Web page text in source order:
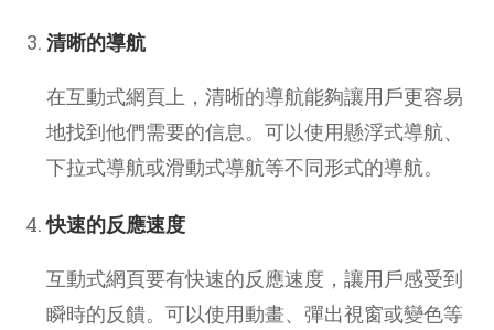
清晰的導航
在互動式網頁上，清晰的導航能夠讓用戶更容易
地找到他們需要的信息。可以使用懸浮式導航、
下拉式導航或滑動式導航等不同形式的導航。
快速的反應速度
互動式網頁要有快速的反應速度，讓用戶感受到
瞬時的反饋。可以使用動畫、彈出視窗或變色等